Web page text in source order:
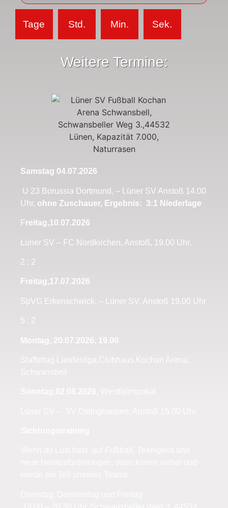
Tage Std. Min. Sek.
Weitere Termine:
Samstag 04.07.2026
U 23 Borussia Dortmund, – Lüner SV Anstoß 14.00
Uhr, ohne Zuschauer, Ergebnis: 3:1 Niederlage
Freitag,10.07.2026
Lüner SV – FC Nordkirchen, Anstoß, 19.00 Uhr,
2 : 2
Freitag,17.07.2026
SpVG Erkenschwick, – Lüner SV, Anstoß 19.00 Uhr
5 : 2
Montag, 20.07.2026, 19.00
Staffeltag Landesliga,Clubhaus,Kochan Arena,